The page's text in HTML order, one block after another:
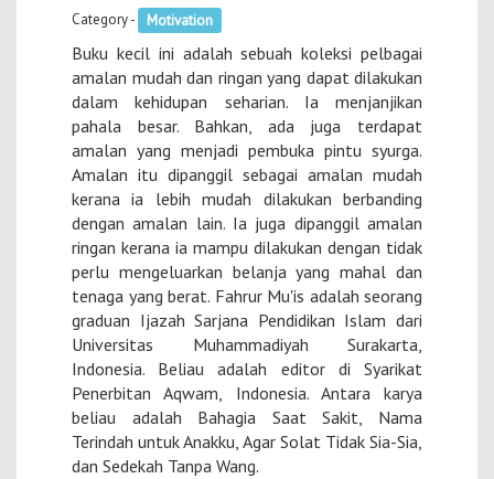
Category - Motivation
Buku kecil ini adalah sebuah koleksi pelbagai
amalan mudah dan ringan yang dapat dilakukan
dalam kehidupan seharian. Ia menjanjikan
pahala besar. Bahkan, ada juga terdapat
amalan yang menjadi pembuka pintu syurga.
Amalan itu dipanggil sebagai amalan mudah
kerana ia lebih mudah dilakukan berbanding
dengan amalan lain. Ia juga dipanggil amalan
ringan kerana ia mampu dilakukan dengan tidak
perlu mengeluarkan belanja yang mahal dan
tenaga yang berat. Fahrur Mu'is adalah seorang
graduan Ijazah Sarjana Pendidikan Islam dari
Universitas Muhammadiyah Surakarta,
Indonesia. Beliau adalah editor di Syarikat
Penerbitan Aqwam, Indonesia. Antara karya
beliau adalah Bahagia Saat Sakit, Nama
Terindah untuk Anakku, Agar Solat Tidak Sia-Sia,
dan Sedekah Tanpa Wang.